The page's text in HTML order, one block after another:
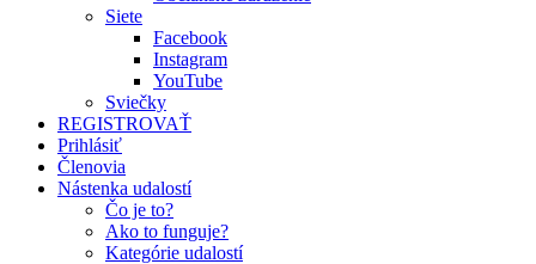
Siete
Facebook
Instagram
YouTube
Sviečky
REGISTROVAŤ
Prihlásiť
Členovia
Nástenka udalostí
Čo je to?
Ako to funguje?
Kategórie udalostí